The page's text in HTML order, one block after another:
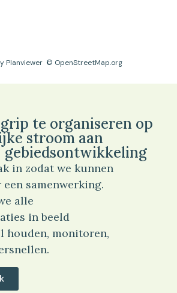
Planviewer© OpenStreetMap.org
te organiseren op
stroom aan
gebiedsontwikkeling
in zodat we kunnen
samenwerking.
alle
in beeld
houden, monitoren,